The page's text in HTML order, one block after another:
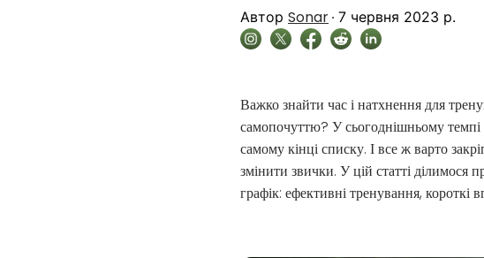
Автор Sonar 7 червня 2023 р.
Важко знайти час і натхнення для
самопочуттю? У сьогоднішньому
самому кінці списку. І все ж варто
змінити звички. У цій статті
графік: ефективні тренування,